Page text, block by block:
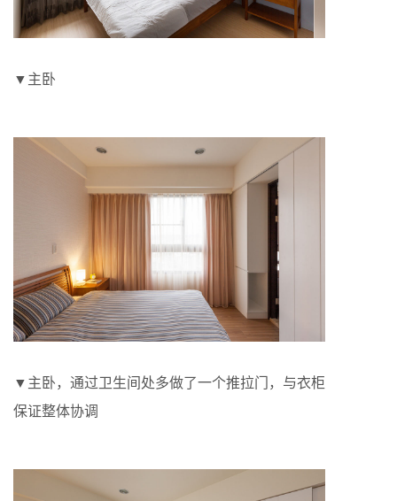
▼主卧
▼主卧，通过卫生间处多做了一个推拉门，与衣柜
保证整体协调